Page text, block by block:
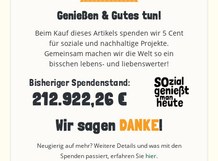
Genießen & Gutes tun!
Beim Kauf dieses Artikels spenden wir 5 Cent
für soziale und nachhaltige Projekte.
Gemeinsam machen wir die Welt so ein
bisschen lebens- und liebenswerter!
Bisheriger Spendenstand:
212.922,26 €
Wir sagen DANKE!
Neugierig auf mehr? Weitere Details und was mit den
Spenden passiert, erfahren Sie hier.